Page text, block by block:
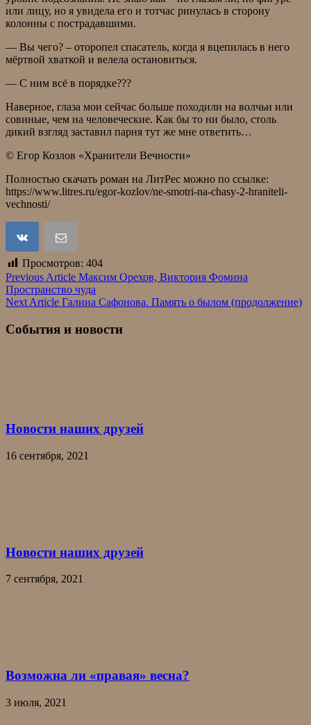
или лицу, но я увидела его и тотчас ринулась в сторону
колонны с пострадавшими.
— Вы чего? – оторопел спасатель, когда я вцепилась в него
мёртвой хваткой и велела остановиться.
— С ним всё в порядке???
Наверное, глаза мои сейчас больше походили на волчьи или
совиные, чем на человеческие. Как бы то ни было, столь
дикий взгляд заставил парня тут же мне ответить…
© Егор Козлов «Хранители Вечности»
Полностью скачать роман на ЛитРес можно по ссылке:
https://www.litres.ru/egor-kozlov/ne-smotri-na-chasy-2-hraniteli-
vechnosti/
Просмотров: 404
Навигация
по
Previous Article Максим Орехов, Виктория Фомина
Пространство чуда
Next Article Галина Сафонова. Память о былом (продолжение)
События и новости
Новости наших друзей
16 сентября, 2021
Новости наших друзей
7 сентября, 2021
Возможна ли «правая» весна?
3 июля, 2021